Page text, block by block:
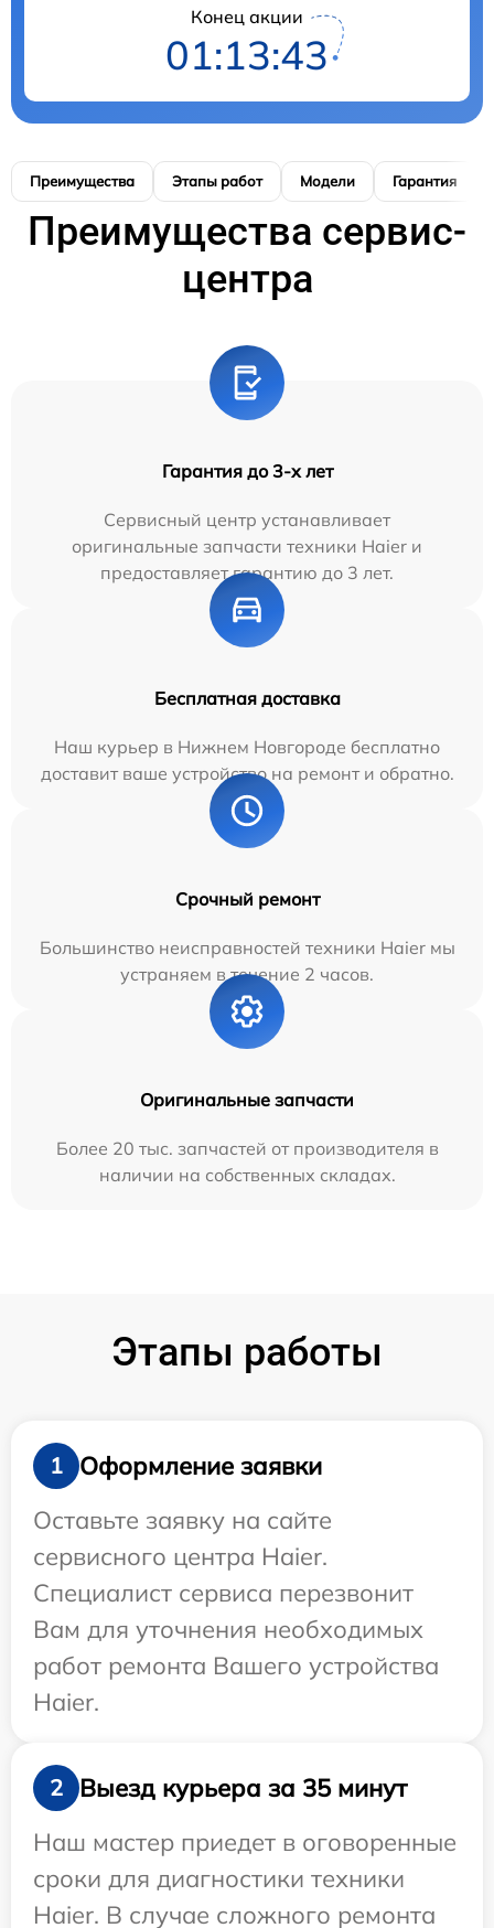
Конец акции
01:13:42
Преимущества Этапы работ Модели Гарантия
Преимущества сервис-
центра
Гарантия до 3-х лет
Сервисный центр устанавливает
оригинальные запчасти техники Haier и
предоставляет гарантию до 3 лет.
Бесплатная доставка
Наш курьер в Нижнем Новгороде бесплатно
доставит ваше устройство на ремонт и обратно.
Срочный ремонт
Большинство неисправностей техники Haier мы
устраняем в течение 2 часов.
Оригинальные запчасти
Более 20 тыс. запчастей от производителя в
наличии на собственных складах.
Этапы работы
1
Оформление заявки
Оставьте заявку на сайте
сервисного центра Haier.
Специалист сервиса перезвонит
Вам для уточнения необходимых
работ ремонта Вашего устройства
Haier.
2
Выезд курьера за 35 минут
Наш мастер приедет в оговоренные
сроки для диагностики техники
Haier. В случае сложного ремонта